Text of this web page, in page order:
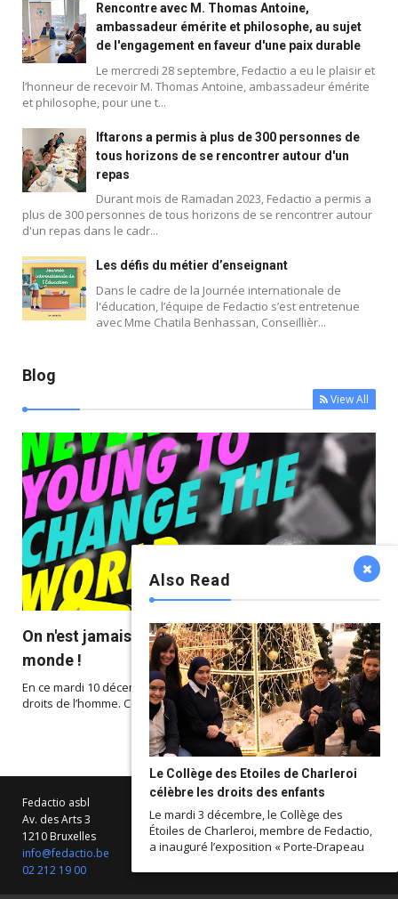
Rencontre avec M. Thomas Antoine,
ambassadeur émérite et philosophe, au sujet
de l'engagement en faveur d'une paix durable
Le mercredi 28 septembre, Fedactio a eu le plaisir et
l’honneur de recevoir M. Thomas Antoine, ambassadeur émérite
et philosophe, pour une t...
Iftarons a permis à plus de 300 personnes de
tous horizons de se rencontrer autour d'un
repas
Durant mois de Ramadan 2023, Fedactio a permis a
plus de 300 personnes de tous horizons de se rencontrer autour
d'un repas dans le cadr...
Les défis du métier d’enseignant
Dans le cadre de la Journée internationale de
l'éducation, l’équipe de Fedactio s’est entretenue
avec Mme Chatila Benhassan, Conseillièr...
Blog
View All
Blog
On n'est jamais trop jeune pour changer le
monde !
En ce mardi 10 décembre 2019, nous célébrons la Journée des
droits de l’homme. Cette année nous m...
Fedactio asbl
Av. des Arts 3
1210 Bruxelles
info@fedactio.be
02 212 19 00
Also Read
Le Collège des Etoiles de Charleroi
célèbre les droits des enfants
Le mardi 3 décembre, le Collège des
Étoiles de Charleroi, membre de Fedactio,
a inauguré l’exposition « Porte-Drapeau